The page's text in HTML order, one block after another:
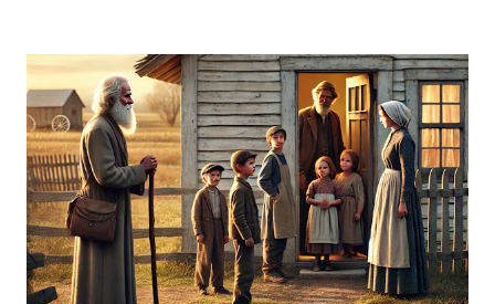
varios años. A menudo, discuten sobre el equilibrio en las
tareas del hogar y en la toma de decisiones. Deciden hacer
un pequeño ejercicio para entender cómo cada uno percibe
su contribución y la del otro. Laura y Pedro se sientan a
discutir cuánto creen que contribuyen individualmente a la
relación. Les piden que asignen un porcentaje a cada uno
basado en su percepción personal de la contribución total.
Los resultados son los siguientes: Laura cree que